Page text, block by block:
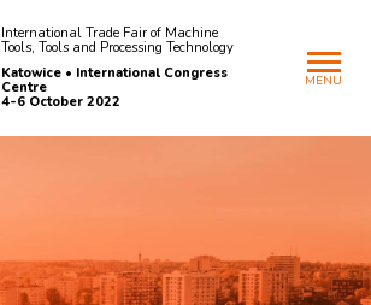
International Trade Fair of Machine
Tools, Tools and Processing Technology
Katowice • International Congress
Centre
4-6 October 2022
MENU